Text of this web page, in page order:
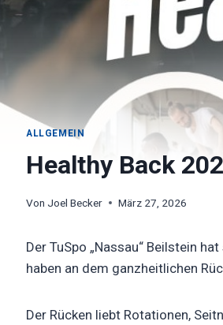
ALLGEMEIN
Healthy Back
Von Joel Becker März 27, 2026
Der TuSpo „Nassau“ Beilstein
haben an dem ganzheitlichen
Der Rücken liebt Rotationen,